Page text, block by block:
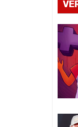
v
e
g
a
c
i